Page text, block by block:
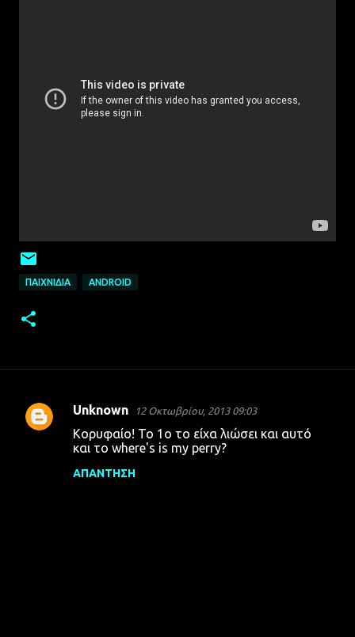
ΠΑΙΧΝΊΔΙΑ ANDROID
Σ
Unknown 12 Οκτωβρίου, 2013 09:03
Κορυφαίο! Το 1ο το είχα λιώσει και αυτό
και το where's is my perry?
ΑΠΆΝΤΗΣΗ